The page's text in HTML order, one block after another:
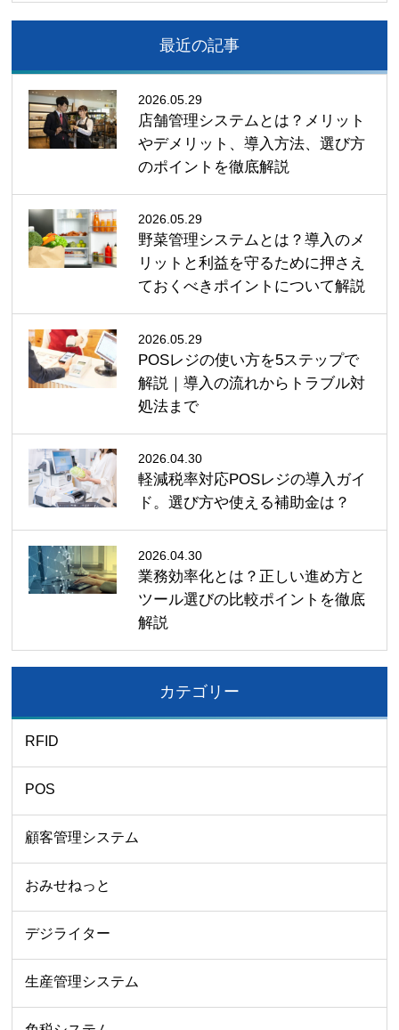
最近の記事
2026.05.29
店舗管理システムとは？メリット
やデメリット、導入方法、選び方
のポイントを徹底解説
2026.05.29
野菜管理システムとは？導入のメ
リットと利益を守るために押さえ
ておくべきポイントについて解説
2026.05.29
POSレジの使い方を5ステップで
解説｜導入の流れからトラブル対
処法まで
2026.04.30
軽減税率対応POSレジの導入ガイ
ド。選び方や使える補助金は？
2026.04.30
業務効率化とは？正しい進め方と
ツール選びの比較ポイントを徹底
解説
カテゴリー
RFID
POS
顧客管理システム
おみせねっと
デジライター
生産管理システム